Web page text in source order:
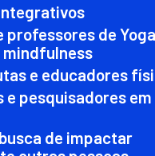
professores de
e educadores
e pesquisadores em
de impactar